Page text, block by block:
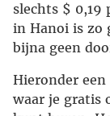
slechts $ 0,19
in Hanoi is zo
bijna geen
Hieronder
waar je gratis